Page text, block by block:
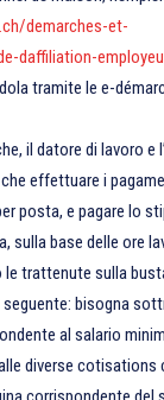
demarches-et-
daffiliation-
tramite le e-
il datore di lavoro e
effettuare i
posta, e pagare lo
sulla base delle ore
trattenute sulla
bisogna
al salario
diverse cotisations